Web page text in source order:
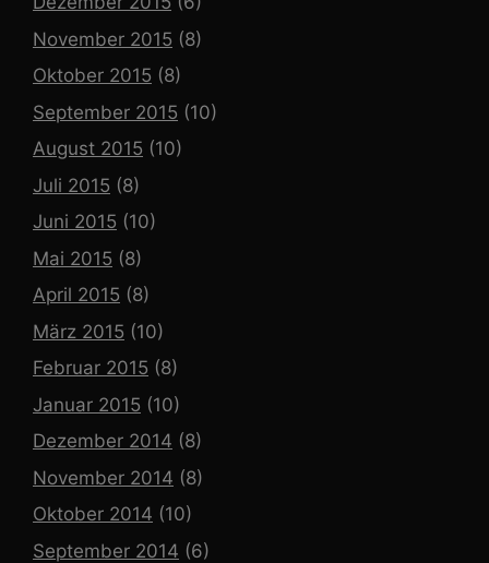
November 2015 (8)
Oktober 2015 (8)
September 2015 (10)
August 2015 (10)
Juli 2015 (8)
Juni 2015 (10)
Mai 2015 (8)
April 2015 (8)
März 2015 (10)
Februar 2015 (8)
Januar 2015 (10)
Dezember 2014 (8)
November 2014 (8)
Oktober 2014 (10)
September 2014 (6)